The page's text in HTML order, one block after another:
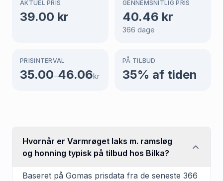
AKTUEL PRIS
39.00 kr
GENNEMSNITLIG PRIS
40.46 kr
366 dage
PRISINTERVAL
35.00–46.06kr
PÅ TILBUD
35% af tiden
Hvornår er Varmrøget laks m. ramsløg
og honning typisk på tilbud hos Bilka?
Baseret på Gomas prisdata fra de seneste 366